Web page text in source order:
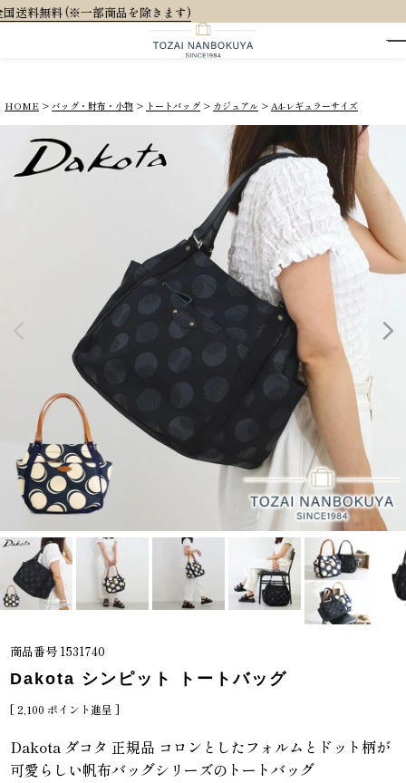
HOME バッグ・財布・小物 トートバッグ カジュアル A4-レギュラーサイズ
商品番号 1531740
Dakota シンピット トートバッグ
[ 2,100 ポイント進呈 ]
Dakota ダコタ 正規品 コロンとしたフォルムとドット柄が
可愛らしい帆布バッグシリーズのトートバッグ